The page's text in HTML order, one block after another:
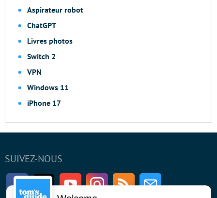
Aspirateur robot
ChatGPT
Livres photos
Switch 2
VPN
Windows 11
iPhone 17
SUIVEZ-NOUS
FacebookTwitter Youtube InstagramRSS Newsletter